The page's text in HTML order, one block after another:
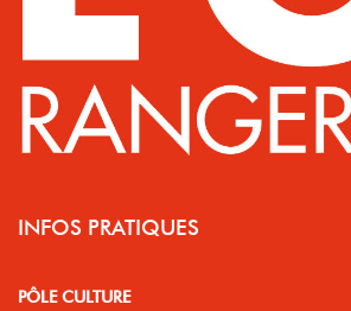
INFOS PRATIQUES
PÔLE CULTURE